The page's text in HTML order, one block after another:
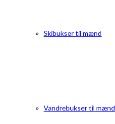
Skibukser til mænd
Vandrebukser til mænd